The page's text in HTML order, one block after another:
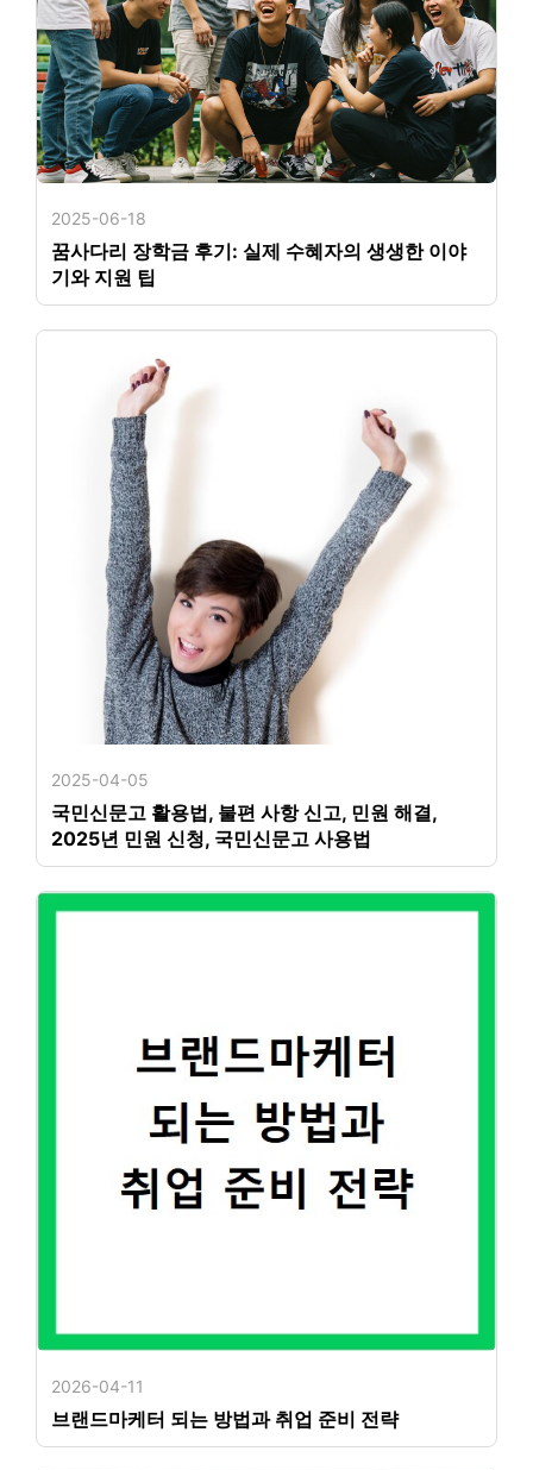
2025-06-18
꿈사다리 장학금 후기: 실제 수혜자의 생생한 이야
기와 지원 팁
2025-04-05
국민신문고 활용법, 불편 사항 신고, 민원 해결,
2025년 민원 신청, 국민신문고 사용법
2026-04-11
브랜드마케터 되는 방법과 취업 준비 전략